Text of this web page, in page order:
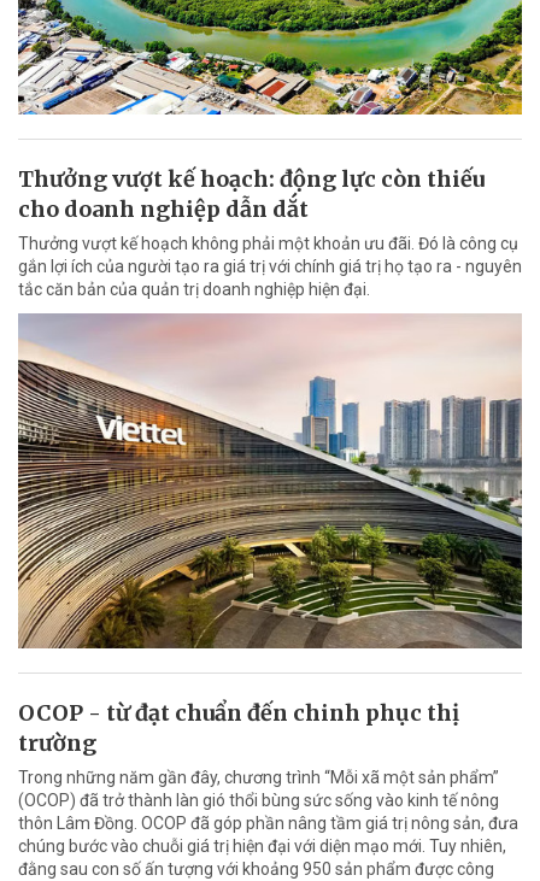
Thưởng vượt kế hoạch: động lực còn thiếu
cho doanh nghiệp dẫn dắt
Thưởng vượt kế hoạch không phải một khoản ưu đãi. Đó là công cụ
gắn lợi ích của người tạo ra giá trị với chính giá trị họ tạo ra - nguyên
tắc căn bản của quản trị doanh nghiệp hiện đại.
OCOP - từ đạt chuẩn đến chinh phục thị
trường
Trong những năm gần đây, chương trình “Mỗi xã một sản phẩm”
(OCOP) đã trở thành làn gió thổi bùng sức sống vào kinh tế nông
thôn Lâm Đồng. OCOP đã góp phần nâng tầm giá trị nông sản, đưa
chúng bước vào chuỗi giá trị hiện đại với diện mạo mới. Tuy nhiên,
đằng sau con số ấn tượng với khoảng 950 sản phẩm được công